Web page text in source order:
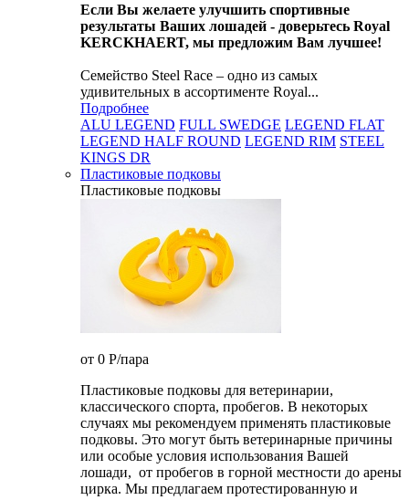
Если Вы желаете улучшить спортивные
результаты Ваших лошадей - доверьтесь Royal
KERCKHAERT, мы предложим Вам лучшее!
Семейство Steel Race – одно из самых
удивительных в ассортименте Royal...
Подробнее
ALU LEGEND FULL SWEDGE LEGEND FLAT
LEGEND HALF ROUND LEGEND RIM STEEL
KINGS DR
Пластиковые подковы
Пластиковые подковы
от 0 P/пара
Пластиковые подковы для ветеринарии,
классического спорта, пробегов. В некоторых
случаях мы рекомендуем применять пластиковые
подковы. Это могут быть ветеринарные причины
или особые условия использования Вашей
лошади, от пробегов в горной местности до арены
цирка. Мы предлагаем протестированную и